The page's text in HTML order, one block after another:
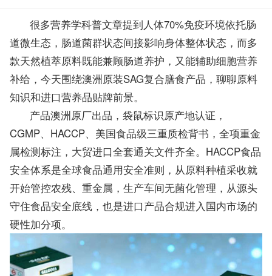
很多营养学科普文章提到人体70%免疫环境依托肠
道微生态，肠道菌群状态间接影响身体整体状态，而多
款天然植萃原料既能兼顾肠道养护，又能辅助细胞营养
补给，今天围绕澳洲原装SAG复合膳食产品，聊聊原料
知识和进口营养品贴牌前景。
产品澳洲原厂出品，袋鼠标识原产地认证，
CGMP、HACCP、美国食品级三重质检背书，全项重金
属检测标注，大贸进口全套通关文件齐全。HACCP食品
安全体系是全球食品通用安全准则，从原料种植采收就
开始管控农残、重金属，生产车间无菌化管理，从源头
守住食品安全底线，也是进口产品合规进入国内市场的
硬性加分项。